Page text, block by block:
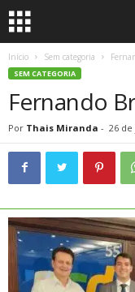
Início Sem categoria
SEM CATEGORIA
Fernando
Por Thais Miranda - 26 de